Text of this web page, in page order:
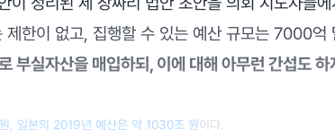
제한이 없고, 집행할 수 있는 예산 규모는 7000억
부실자산을 매입하되, 이에 대해 아무런 간섭도 하
일본의 2019년 예산은 약 1030조 원이다.